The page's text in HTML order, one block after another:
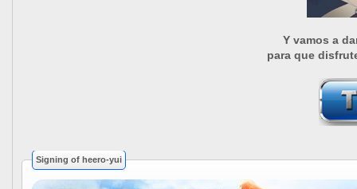
Y vamos a
para que
Signing of heero-yui